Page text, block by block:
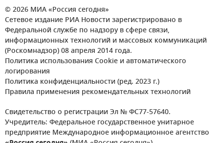
© 2026 МИА «Россия сегодня»
Сетевое издание РИА Новости зарегистрировано в
Федеральной службе по надзору в сфере связи,
информационных технологий и массовых коммуникаций
(Роскомнадзор) 08 апреля 2014 года.
Политика использования Cookie и автоматического
логирования
Политика конфиденциальности (ред. 2023 г.)
Правила применения рекомендательных технологий
Свидетельство о регистрации Эл № ФС77-57640.
Учредитель: Федеральное государственное унитарное
предприятие Международное информационное агентство